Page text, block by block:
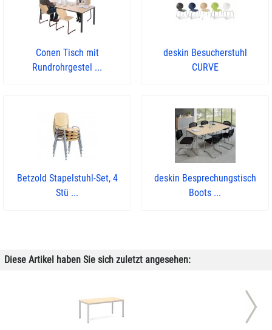
Conen Tisch mit
Rundrohrgestel ...
deskin Besucherstuhl
CURVE
Betzold Stapelstuhl-Set, 4
Stü ...
deskin Besprechungstisch
Boots ...
Diese Artikel haben Sie sich zuletzt angesehen: